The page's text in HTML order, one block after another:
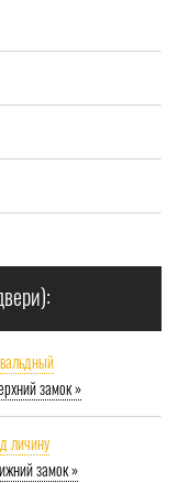
замок »
личину
замок »